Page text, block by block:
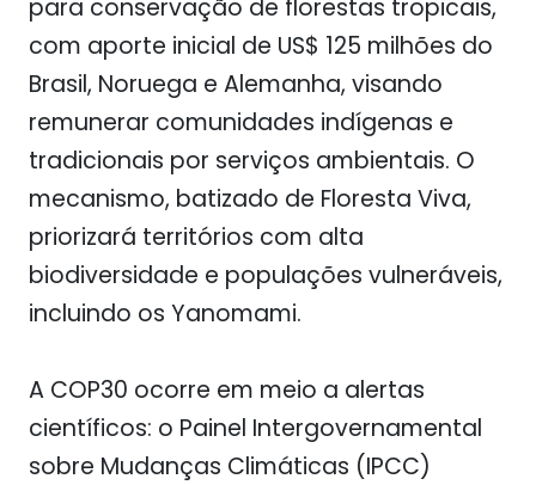
para conservação de florestas tropicais,
com aporte inicial de US$ 125 milhões do
Brasil, Noruega e Alemanha, visando
remunerar comunidades indígenas e
tradicionais por serviços ambientais. O
mecanismo, batizado de Floresta Viva,
priorizará territórios com alta
biodiversidade e populações vulneráveis,
incluindo os Yanomami.
A COP30 ocorre em meio a alertas
científicos: o Painel Intergovernamental
sobre Mudanças Climáticas (IPCC)